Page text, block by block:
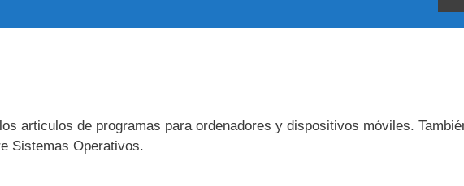
articulos de programas para ordenadores y dispositivos móviles.
Sistemas Operativos.